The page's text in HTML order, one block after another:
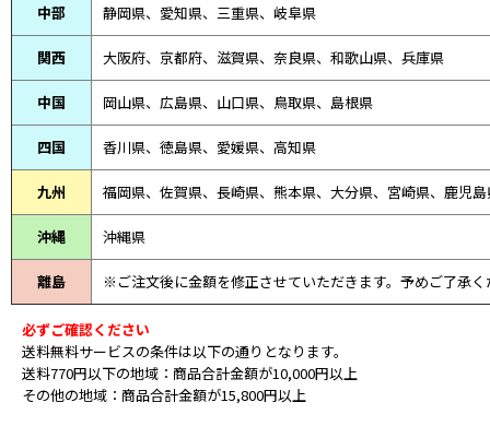
中部 静岡県、 愛知県、 三重県、 岐阜県
関西 大阪府、京都府、滋賀県、奈良県、和歌山県、兵庫県
中国 岡山県、広島県、山口県、鳥取県、島根県
四国 香川県、徳島県、愛媛県、高知県
九州 福岡県、佐賀県、長崎県、熊本県、大分県、宮崎県、鹿児
沖縄 沖縄県
離島 ※ご注文後に金額を修正させていただきます。予めご了承く
必ずご確認ください
送料無料サービスの条件は以下の通りとなります。
送料770円以下の地域：商品合計金額が10,000円以上
その他の地域：商品合計金額が15,800円以上